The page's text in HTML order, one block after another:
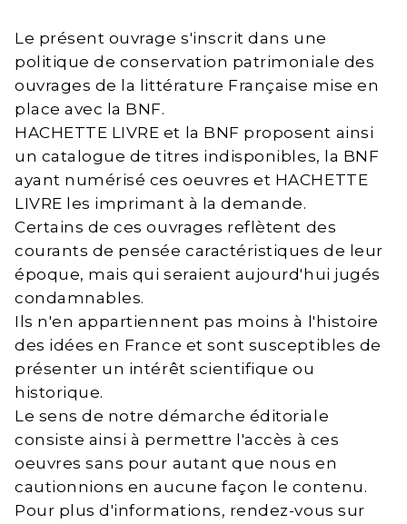
Le présent ouvrage s'inscrit dans une
politique de conservation patrimoniale des
ouvrages de la littérature Française mise en
place avec la BNF.
HACHETTE LIVRE et la BNF proposent ainsi
un catalogue de titres indisponibles, la BNF
ayant numérisé ces oeuvres et HACHETTE
LIVRE les imprimant à la demande.
Certains de ces ouvrages reflètent des
courants de pensée caractéristiques de leur
époque, mais qui seraient aujourd'hui jugés
condamnables.
Ils n'en appartiennent pas moins à l'histoire
des idées en France et sont susceptibles de
présenter un intérêt scientifique ou
historique.
Le sens de notre démarche éditoriale
consiste ainsi à permettre l'accès à ces
oeuvres sans pour autant que nous en
cautionnions en aucune façon le contenu.
Pour plus d'informations, rendez-vous sur